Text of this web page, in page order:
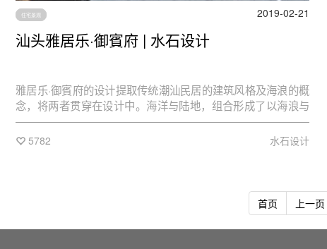
住宅景观 2019-02-21
汕头雅居乐·御賓府 | 水石设计
雅居乐·御賓府的设计提取传统潮汕民居的建筑风格及海浪的概
念，将两者贯穿在设计中。海洋与陆地，组合形成了以海浪与
绿洲为设计重点的空间，在感受海水的波浪与葱郁绿洲之间，
营造绿岛中的“家”。采用现代语言描绘自然气韵，加之曲折现代
5782 水石设计
首页 上一页